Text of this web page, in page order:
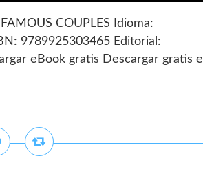
COUPLES Idioma:
9789925303465 Editorial:
eBook gratis Descargar gratis el